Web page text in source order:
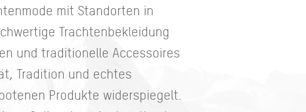
mit Standorten in
Trachtenbekleidung
und traditionelle Accessoires
Tradition und echtes
Produkte widerspiegelt.